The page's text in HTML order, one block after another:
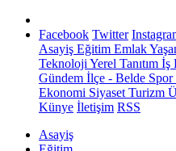
Facebook Twitter
Asayiş Eğitim Emlak
Teknoloji Yerel Tanıtım İş
Gündem İlçe - Belde Spor
Ekonomi Siyaset Turizm
Künye İletişim RSS
Asayiş